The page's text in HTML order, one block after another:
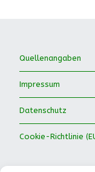
Quellenangaben
Impressum
Datenschutz
Cookie-Richtlinie